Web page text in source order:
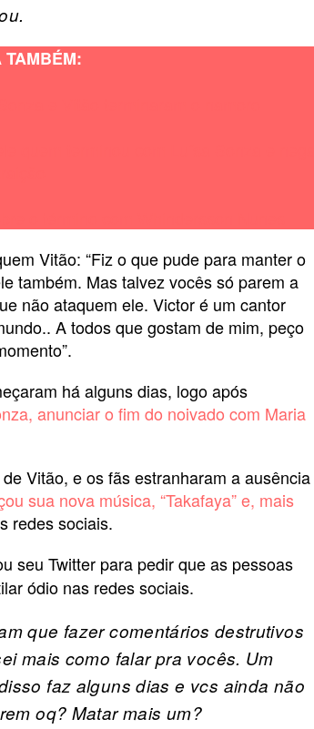
TAMBÉM:
Vitão: “Fiz o que pude para manter o
também. Mas talvez vocês só parem a
não ataquem ele. Victor é um cantor
A todos que gostam de mim, peço
há alguns dias, logo após
anunciar o fim do noivado com Maria
Vitão, e os fãs estranharam a ausência
sua nova música, “Takafaya” e, mais
redes sociais.
seu Twitter para pedir que as pessoas
ódio nas redes sociais.
que fazer comentários destrutivos
mais como falar pra vocês. Um
faz alguns dias e vcs ainda não
oq? Matar mais um?